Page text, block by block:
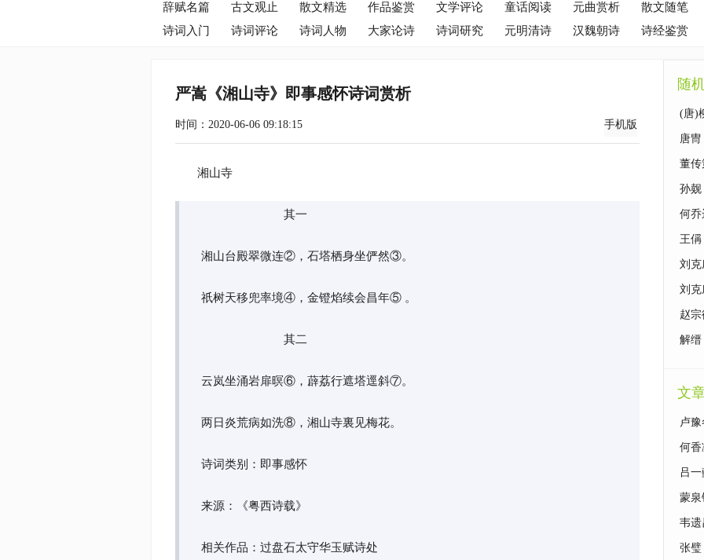
辞赋名篇 古文观止 散文精选 作品鉴赏 文学评论 童话阅读 元曲赏析
散文随笔
诗词入门
诗词评论 诗词人物 大家论诗 诗词研究 元明清诗 汉魏朝诗 诗经鉴赏
严嵩《湘山寺》即事感怀诗词赏析
时间：2020-06-06 09:18:15 手机版
湘山寺
其一
湘山台殿翠微连②，石塔栖身坐俨然③。
祇树天移兜率境④，金镫焰续会昌年⑤ 。
其二
云岚坐涌岩扉暝⑥，薜荔行遮塔逕斜⑦。
两日炎荒病如洗⑧，湘山寺裏见梅花。
诗词类别：即事感怀
来源：《粤西诗载》
相关作品：过盘石太守华玉赋诗处
随
(唐)
唐
董传
孙觌
何乔
王偁
刘克
刘克
赵
解缙
文
卢
何香
诗词
吕
析
蒙泉
韦遗
张璧